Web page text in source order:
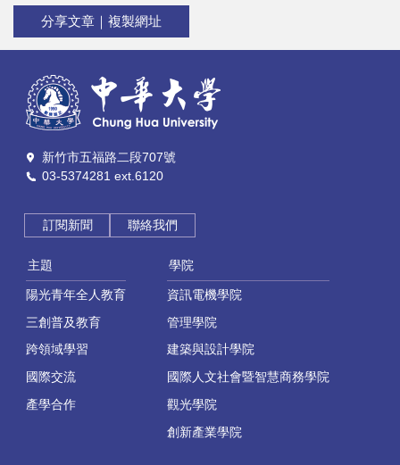
分享文章｜複製網址
新竹市五福路二段707號
03-5374281 ext.6120
訂閱新聞 聯絡我們
主題
陽光青年全人教育
三創普及教育
跨領域學習
國際交流
產學合作
學院
資訊電機學院
管理學院
建築與設計學院
國際人文社會暨智慧商務學院
觀光學院
創新產業學院